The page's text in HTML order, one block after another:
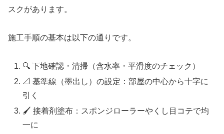
スクがあります。
施工手順の基本は以下の通りです。
🔍 下地確認・清掃（含水率・平滑度のチェック）
📐 基準線（墨出し）の設定：部屋の中心から十字に
引く
🖌️ 接着剤塗布：スポンジローラーやくし目コテで均
一に